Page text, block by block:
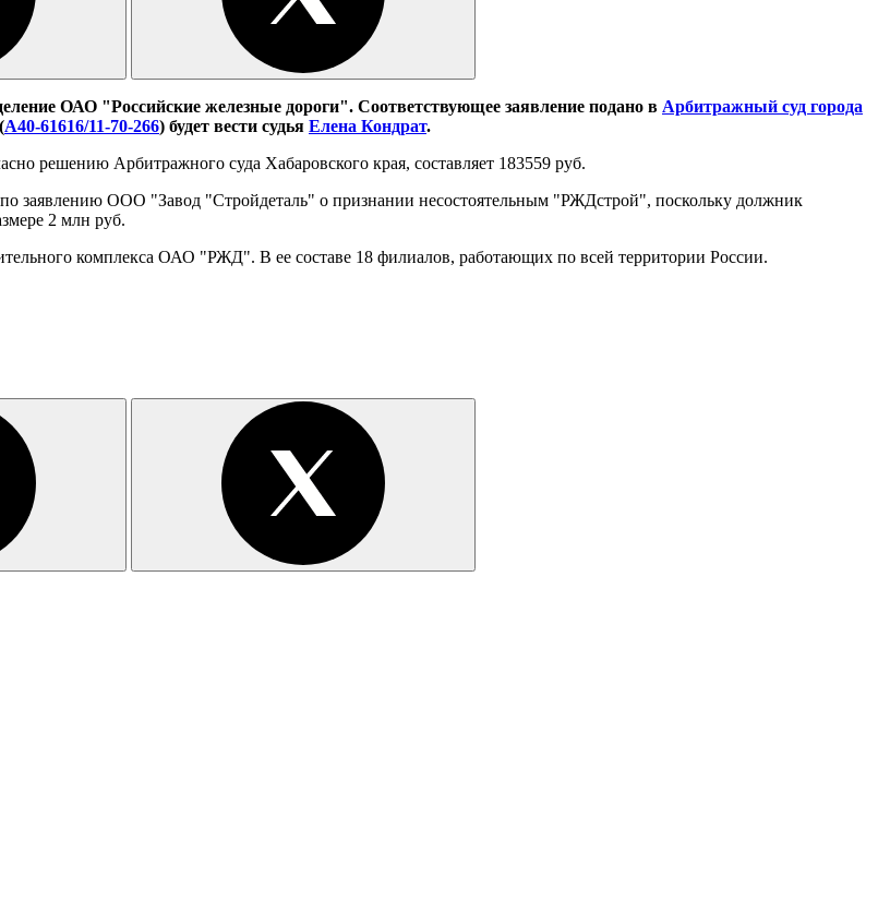
ОАО "Российские железные дороги". Соответствующее заявление подано в Арбитражный суд города
А40-61616/11-70-266) будет вести судья Елена Кондрат.
решению Арбитражного суда Хабаровского края, составляет 183559 руб.
заявлению ООО "Завод "Стройдеталь" о признании несостоятельным "РЖДстрой", поскольку должник
2 млн руб.
комплекса ОАО "РЖД". В ее составе 18 филиалов, работающих по всей территории России.